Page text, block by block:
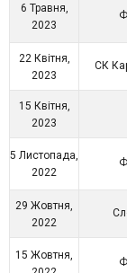
6 Травня,
2023
22 Квітня,
2023
СК
15 Квітня,
2023
5 Листопада,
2022
29 Жовтня,
2022
15 Жовтня,